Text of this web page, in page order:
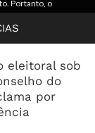
eleitoral sob
do
por
Portanto, o
institucionais e